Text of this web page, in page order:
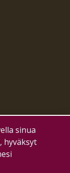
sinua
hyväksyt